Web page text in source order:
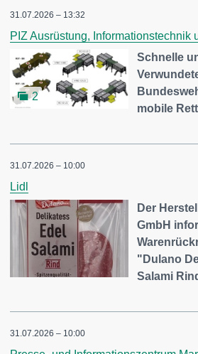
31.07.2026 – 13:32
PIZ Ausrüstung, Informationstechnik
2
Schnelle
mobile
31.07.2026 – 10:00
Lidl
Der
GmbH
"Dulano
Salami
31.07.2026 – 10:00